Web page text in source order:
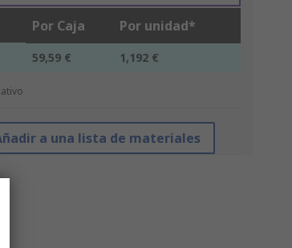
Por Caja Por unidad*
59,59 € 1,192 €
a una lista de materiales